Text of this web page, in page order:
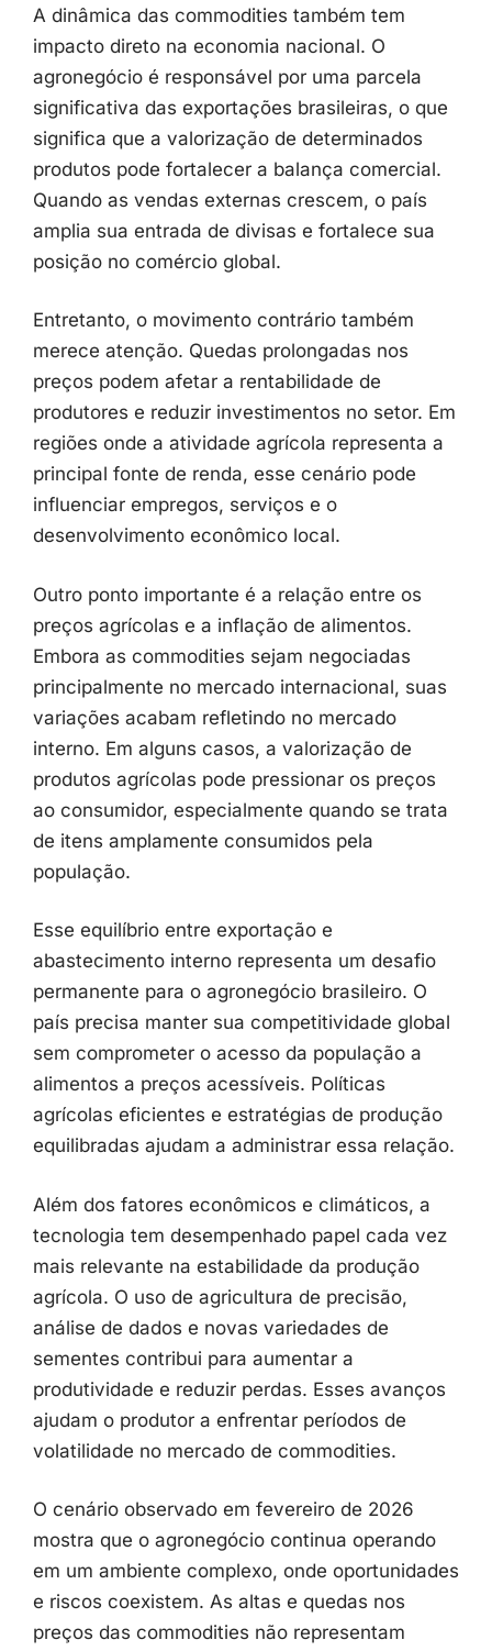
A dinâmica das commodities também tem
impacto direto na economia nacional. O
agronegócio é responsável por uma parcela
significativa das exportações brasileiras, o que
significa que a valorização de determinados
produtos pode fortalecer a balança comercial.
Quando as vendas externas crescem, o país
amplia sua entrada de divisas e fortalece sua
posição no comércio global.
Entretanto, o movimento contrário também
merece atenção. Quedas prolongadas nos
preços podem afetar a rentabilidade de
produtores e reduzir investimentos no setor. Em
regiões onde a atividade agrícola representa a
principal fonte de renda, esse cenário pode
influenciar empregos, serviços e o
desenvolvimento econômico local.
Outro ponto importante é a relação entre os
preços agrícolas e a inflação de alimentos.
Embora as commodities sejam negociadas
principalmente no mercado internacional, suas
variações acabam refletindo no mercado
interno. Em alguns casos, a valorização de
produtos agrícolas pode pressionar os preços
ao consumidor, especialmente quando se trata
de itens amplamente consumidos pela
população.
Esse equilíbrio entre exportação e
abastecimento interno representa um desafio
permanente para o agronegócio brasileiro. O
país precisa manter sua competitividade global
sem comprometer o acesso da população a
alimentos a preços acessíveis. Políticas
agrícolas eficientes e estratégias de produção
equilibradas ajudam a administrar essa relação.
Além dos fatores econômicos e climáticos, a
tecnologia tem desempenhado papel cada vez
mais relevante na estabilidade da produção
agrícola. O uso de agricultura de precisão,
análise de dados e novas variedades de
sementes contribui para aumentar a
produtividade e reduzir perdas. Esses avanços
ajudam o produtor a enfrentar períodos de
volatilidade no mercado de commodities.
O cenário observado em fevereiro de 2026
mostra que o agronegócio continua operando
em um ambiente complexo, onde oportunidades
e riscos coexistem. As altas e quedas nos
preços das commodities não representam